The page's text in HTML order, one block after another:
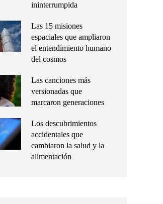
ininterrumpida
Las 15 misiones
espaciales que ampliaron
el entendimiento humano
del cosmos
Las canciones más
versionadas que
marcaron generaciones
Los descubrimientos
accidentales que
cambiaron la salud y la
alimentación